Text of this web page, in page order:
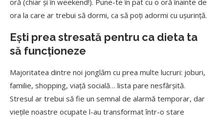
ora la care ar trebui să dormi, ca să poți adormi cu ușurință.
Ești prea stresată pentru ca dieta ta
să funcționeze
Majoritatea dintre noi jonglăm cu prea multe lucruri: joburi,
familie, shopping, viață socială… lista pare nesfârșită.
Stresul ar trebui să fie un semnal de alarmă temporar, dar
viețile noastre ocupate l-au transformat într-o stare